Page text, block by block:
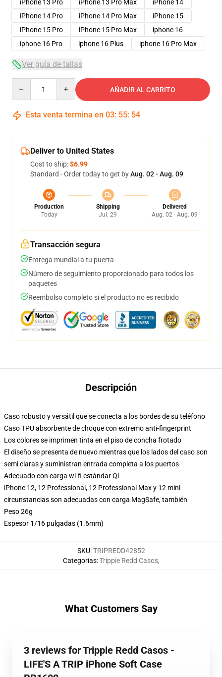
iPhone 13 Pro
iPhone 13 Pro Max
iPhone 14
iPhone 14 Pro
iPhone 14 Pro Max
iPhone 15
iPhone 15 Pro
iPhone 15 Pro Max
iphone 16
iphone 16 Pro
iphone 16 Plus iphone 16 Pro Max
Ver guía de tallas
AÑADIR AL CARRITO
Esta venta termina en 03: 55: 54
Deliver to United States
Cost to ship:$6.99
Standard - Order today to get byAug. 02 - Aug. 09
Production
Today
Shipping
Jul. 29
Delivered
Aug. 02 - Aug. 09
Transacción segura
Entrega mundial a tu puerta
Número de seguimiento proporcionado para todos los
paquetes
Reembolso completo si el producto no es recibido
Descripción
Caso robusto y versátil que se conecta a los bordes de su teléfono
Caso TPU absorbente de choque con extremo anti-fingerprint
Los colores se imprimen tinta en el piso de concha frotado
El diseño se presenta de nuevo mientras que los lados del caso son
semi claras y suministran entrada completa a los puertos
Adecuado con carga wi-fi estándar Qi
iPhone 12, 12 Professional, 12 Professional Max y 12 mini
circunstancias son adecuadas con carga MagSafe, también
Peso 26g
Espesor 1/16 pulgadas (1.6mm)
SKU:TRIPREDD42852
Categorías:Trippie Redd Casos,
What Customers Say
3 reviews for Trippie Redd Casos -
LIFE'S A TRIP iPhone Soft Case